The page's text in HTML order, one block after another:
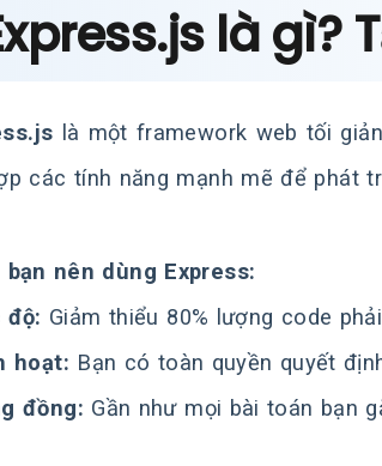
là gì?
là một framework web tối
các tính năng mạnh mẽ để phát
bạn nên dùng Express:
độ: Giảm thiểu 80% lượng code
hoạt: Bạn có toàn quyền quyết
đồng: Gần như mọi bài toán bạn